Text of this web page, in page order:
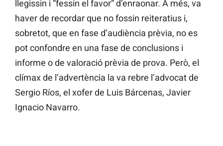
llegissin i “fessin el favor” d’enraonar. A més, va
haver de recordar que no fossin reiteratius i,
sobretot, que en fase d’audiència prèvia, no es
pot confondre en una fase de conclusions i
informe o de valoració prèvia de prova. Però, el
clímax de l’advertència la va rebre l’advocat de
Sergio Ríos, el xofer de Luis Bárcenas, Javier
Ignacio Navarro.